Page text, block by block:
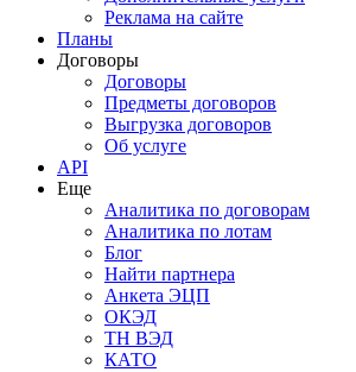
Реклама на сайте
Планы
Договоры
Договоры
Предметы договоров
Выгрузка договоров
Об услуге
API
Еще
Аналитика по договорам
Аналитика по лотам
Блог
Найти партнера
Анкета ЭЦП
ОКЭД
ТН ВЭД
КАТО